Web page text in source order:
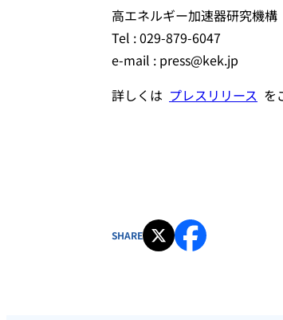
高エネルギー加速器研究機構
Tel : 029-879-6047
e-mail : press@kek.jp
詳しくは プレスリリース を
SHARE